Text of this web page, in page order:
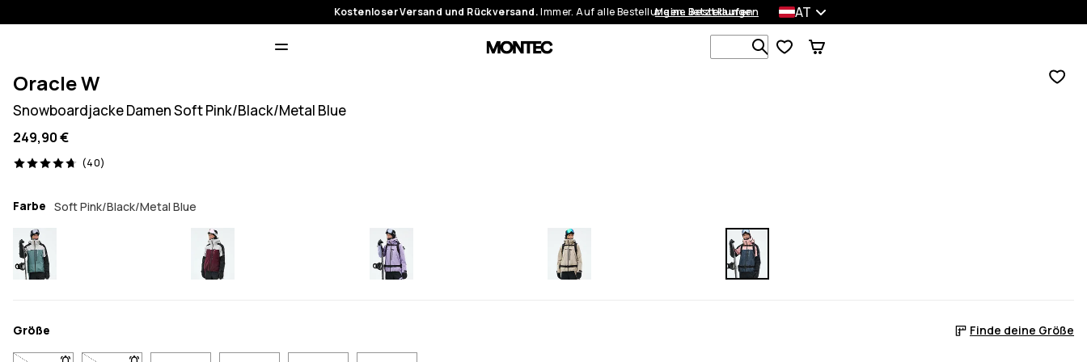
Kostenloser Versand und Rückversand.Immer. Auf alle Bestellungen. Jetzt kaufen
Meine Bestellungen AT
Durchsuche 1 000+ Produkte
Oracle W
Snowboardjacke Damen Soft Pink/Black/Metal Blue
249,90 €
(40)
40 Reviews, 4.7/5
Farbe Soft Pink/Black/Metal Blue
Größe Finde deine Größe